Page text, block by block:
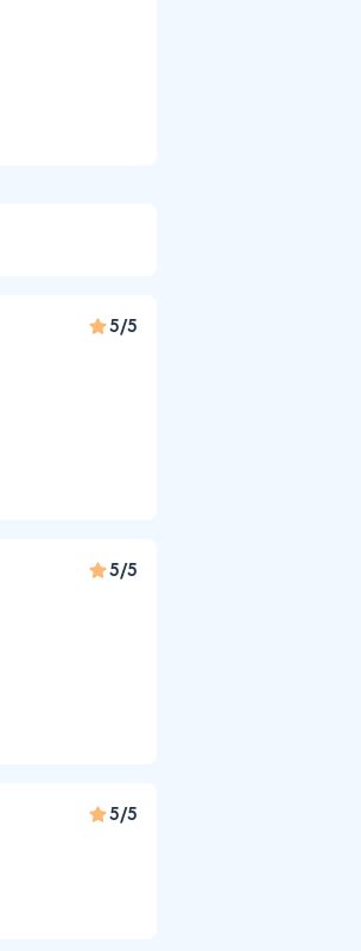
5/5
5/5
5/5